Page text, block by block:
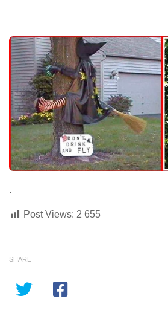
.
Post Views: 2 655
SHARE